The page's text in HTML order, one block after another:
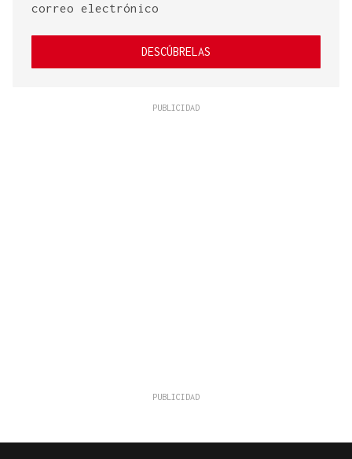
correo electrónico
DESCÚBRELAS